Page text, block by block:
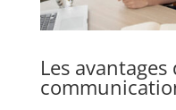
Les avantages